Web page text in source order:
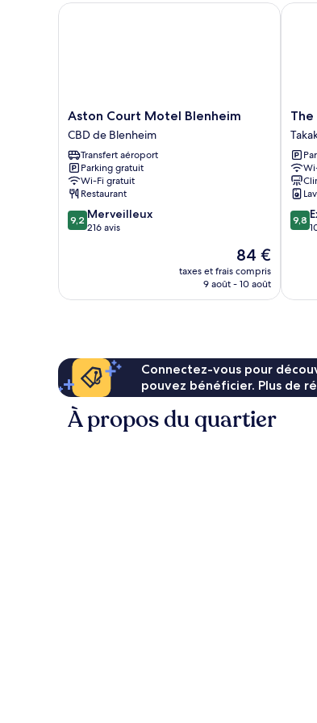
Aston
Court
Motel
Blenheim
CBD
de
Blenheim
Aston Court Motel Blenheim
CBD de Blenheim
Transfert aéroport
Parking gratuit
Wi-Fi gratuit
Restaurant
9.2
sur
9,2 Merveilleux
216 avis
Le
nouveau
prix
84 €
taxes et frais compris
9 août - 10 août
Aston Court Motel Blenheim
The
Rocks
The
9.8
sur
9,8
The
Connectez-vous pour
pouvez bénéficier. Plus de
À propos du quartier